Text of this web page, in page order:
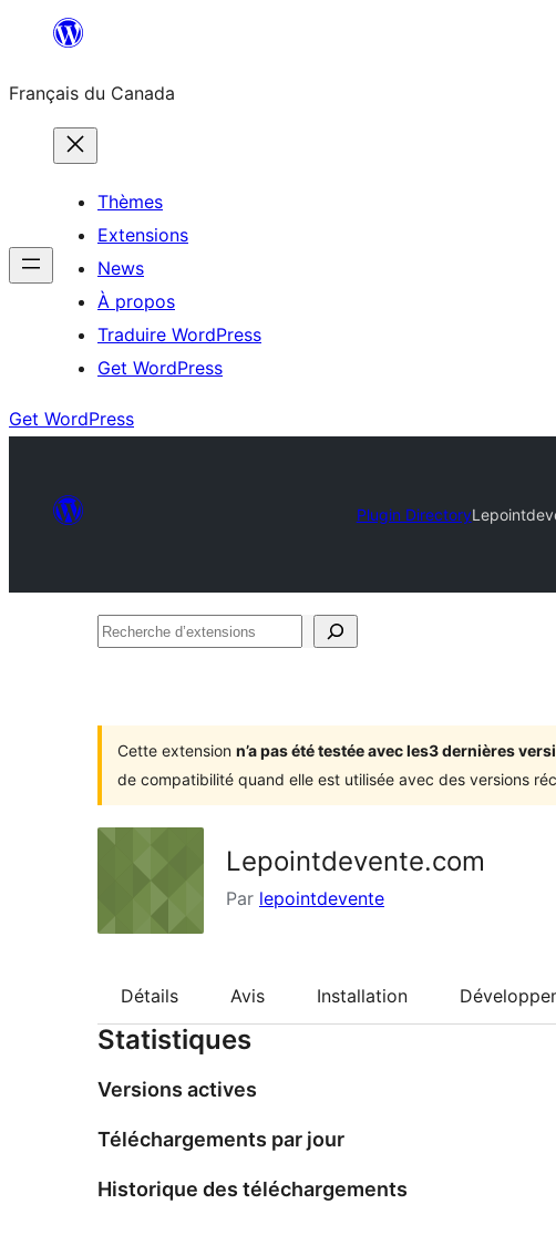
contenu
Français du Canada
Thèmes
Extensions
News
À propos
Traduire WordPress
Get WordPress
Get WordPress
Plugin Directory
Recherche
Cette extension n’a pas été testée avec les3 dernières
de compatibilité quand elle est utilisée avec des versions
Lepointdevente.com
Par lepointdevente
Détails Avis Installation
Statistiques
Versions actives
Téléchargements par jour
Historique des téléchargements